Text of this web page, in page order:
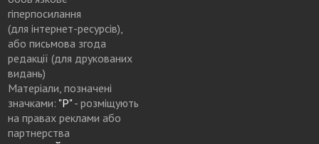
гіперпосилання
(для інтернет-ресурсів),
або письмова згода
редакції (для друкованих
видань)
Матеріали, позначені
значками: "Р"- розміщують
на правах реклами або
партнерства